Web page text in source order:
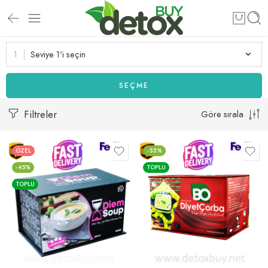
Seviye 1'i seçin
SEÇME
Filtreler Göre sırala
ÖZEL
-45%
TOPLU
-53%
TOPLU